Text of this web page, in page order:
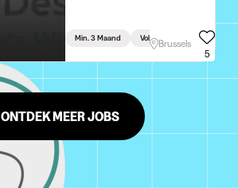
Min. 3 Maand VoltijdsBrussels
5
ONTDEK MEER JOBS